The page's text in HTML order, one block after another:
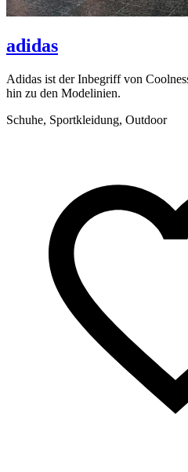
adidas
Adidas ist der Inbegriff von
hin zu den Modelinien.
Schuhe, Sportkleidung, Outdoor